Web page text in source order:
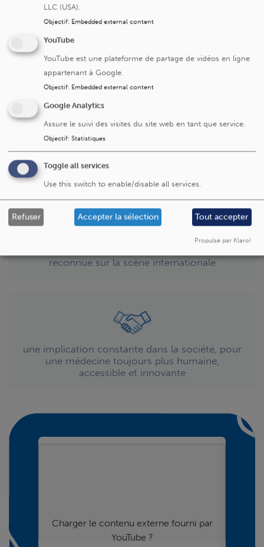
qualifiées, soutenues par les technologies
médicales les plus avancées
un engagement fort dans la formation des
professionnels de santé, en partenariat avec
l’UCLouvain
reconnue sur la scène internationale
une implication constante dans la société, pour
une médecine toujours plus humaine,
accessible et innovante
par
Charger le contenu externe fourni par
YouTube ?
LLC (USA).
Objectif: Embedded external content
YouTube
YouTube est une plateforme de partage de vidéos en ligne
appartenant à Google.
Objectif: Embedded external content
Google Analytics
Assure le suivi des visites du site web en tant que service.
Objectif: Statistiques
Toggle all services
Use this switch to enable/disable all services.
Refuser Accepter la sélection Tout accepter
Propulsé par Klaro!